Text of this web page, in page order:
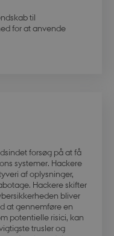
til
for at anvende
forsøg på at få
systemer. Hackere
af oplysninger,
Hackere skifter
bliver
at gennemføre en
potentielle risici, kan
trusler og